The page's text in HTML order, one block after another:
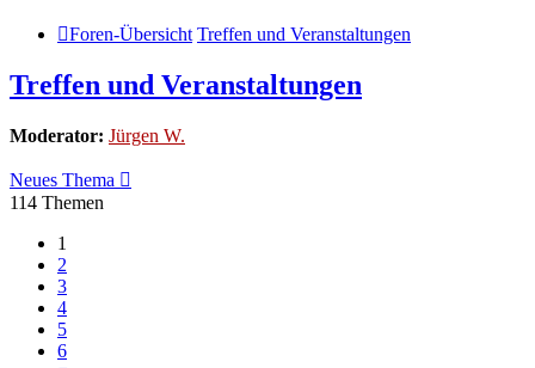
Foren-Übersicht Treffen und Veranstaltungen
Treffen und Veranstaltungen
Moderator: Jürgen W.
Neues Thema
114 Themen
1
2
3
4
5
6